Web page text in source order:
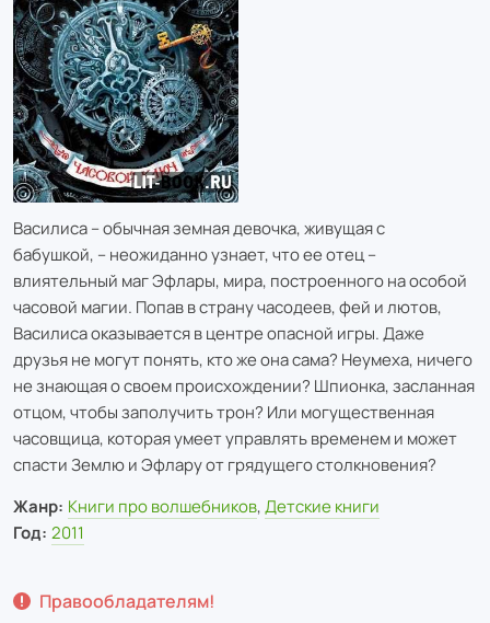
Василиса – обычная земная девочка, живущая с
бабушкой, – неожиданно узнает, что ее отец –
влиятельный маг Эфлары, мира, построенного на особой
часовой магии. Попав в страну часодеев, фей и лютов,
Василиса оказывается в центре опасной игры. Даже
друзья не могут понять, кто же она сама? Неумеха, ничего
не знающая о своем происхождении? Шпионка, засланная
отцом, чтобы заполучить трон? Или могущественная
часовщица, которая умеет управлять временем и может
спасти Землю и Эфлару от грядущего столкновения?
Жанр: Книги про волшебников,Детские книги
Год: 2011
Правообладателям!